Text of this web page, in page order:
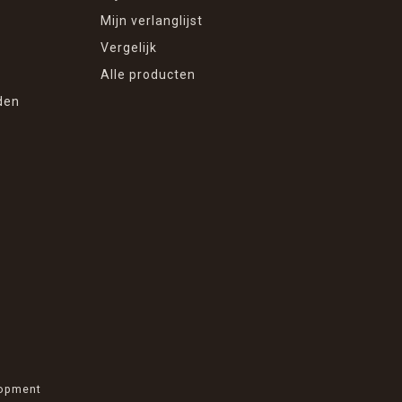
Mijn verlanglijst
Vergelijk
Alle producten